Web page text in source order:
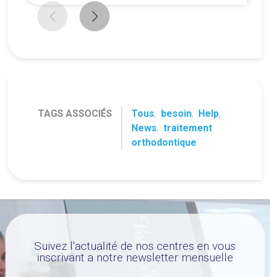
TAGS ASSOCIÉS Tous, besoin, Help,
News, traitement
orthodontique
Suivez l'actualité de nos centres en vous
inscrivant a notre newsletter mensuelle